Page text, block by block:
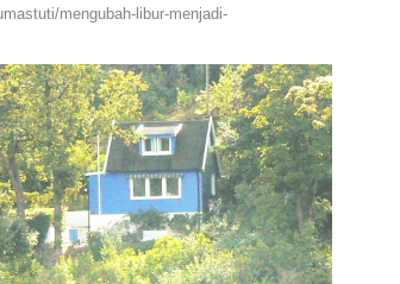
mengubah-libur-menjadi-